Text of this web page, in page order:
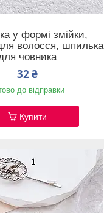
у формі змійки,
волосся, шпилька
човника
32 ₴
до відправки
Купити